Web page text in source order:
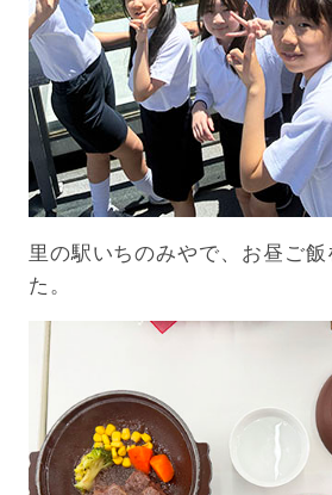
里の駅いちのみやで、お昼ご
た。